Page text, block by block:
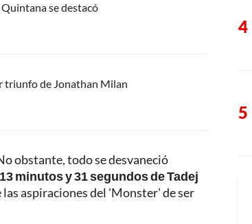
se destacó
triunfo de Jonathan Milan
obstante, todo se desvaneció
minutos y 31 segundos de Tadej
las aspiraciones del 'Monster' de ser